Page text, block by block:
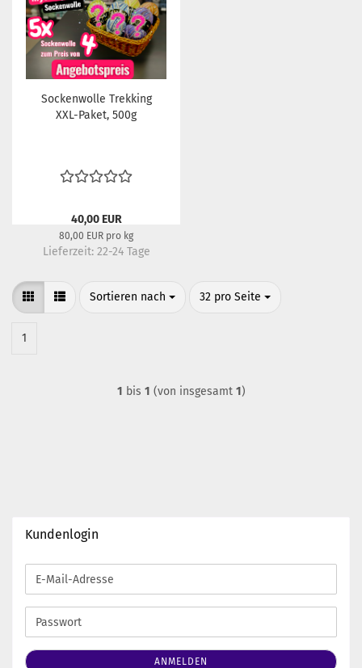
Sockenwolle Trekking
XXL-Paket, 500g
40,00 EUR
80,00 EUR pro kg
Lieferzeit: 22-24 Tage
Sortieren nach
Sortieren nach 32 pro Seite
pro Seite
1
1 bis 1 (von insgesamt 1)
Kundenlogin
E-
Mail-
Adresse
Passwort
ANMELDEN